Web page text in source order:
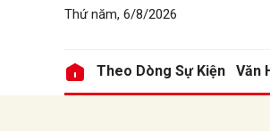
Thứ năm, 6/8/2026
Theo Dòng Sự Kiện Văn